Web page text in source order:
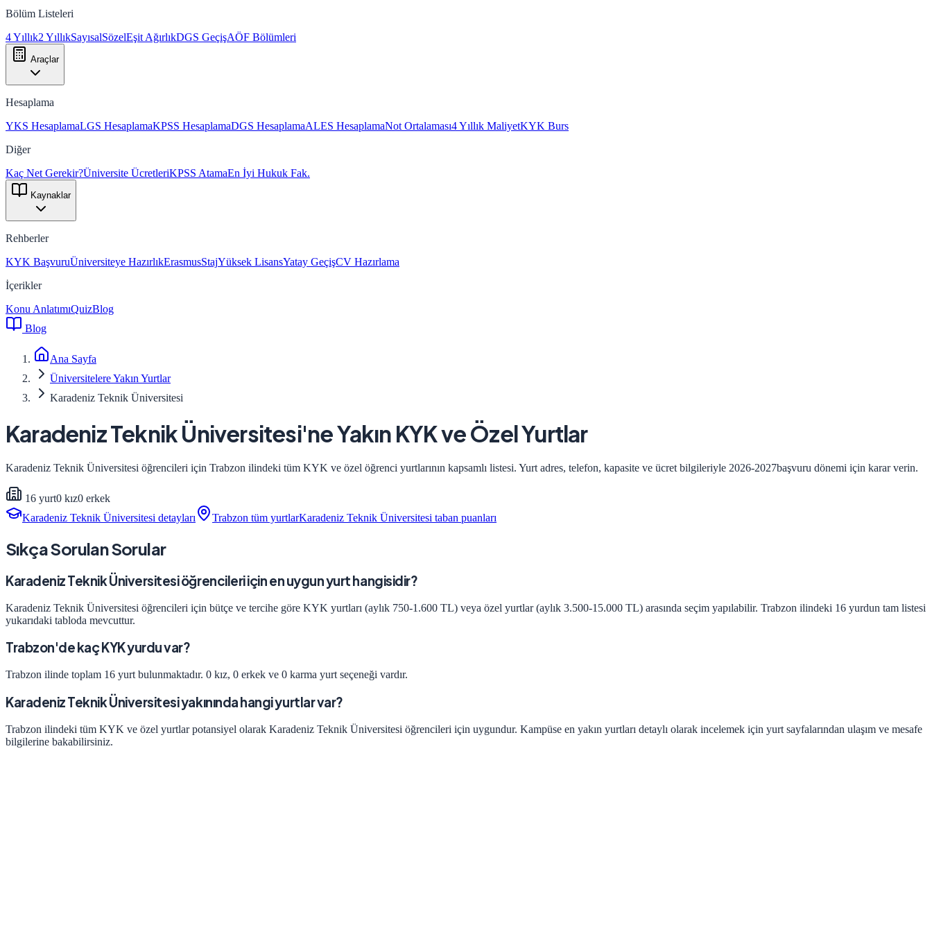
Bölüm Listeleri
4 Yıllık2 YıllıkSayısalSözelEşit AğırlıkDGS GeçişAÖF Bölümleri
Araçlar
Hesaplama
YKS HesaplamaLGS HesaplamaKPSS HesaplamaDGS HesaplamaALES HesaplamaNot Ortalaması4 Yıllık MaliyetKYK Burs
Diğer
Kaç Net Gerekir?Üniversite ÜcretleriKPSS AtamaEn İyi Hukuk Fak.
Kaynaklar
Rehberler
KYK BaşvuruÜniversiteye HazırlıkErasmusStajYüksek LisansYatay GeçişCV Hazırlama
İçerikler
Konu AnlatımıQuizBlog
Blog
Ana Sayfa
Üniversitelere Yakın Yurtlar
Karadeniz Teknik Üniversitesi
Karadeniz Teknik Üniversitesi'ne Yakın KYK ve Özel Yurtlar
Karadeniz Teknik Üniversitesi öğrencileri için Trabzon ilindeki tüm KYK ve özel öğrenci yurtlarının kapsamlı listesi. Yurt adres, telefon, kapasite ve ücret bilgileriyle 2026-2027başvuru dönemi için karar verin.
16 yurt0 kız0 erkek
Karadeniz Teknik Üniversitesi detayları Trabzon tüm yurtlarKaradeniz Teknik Üniversitesi taban puanları
Sıkça Sorulan Sorular
Karadeniz Teknik Üniversitesi öğrencileri için en uygun yurt hangisidir?
Karadeniz Teknik Üniversitesi öğrencileri için bütçe ve tercihe göre KYK yurtları (aylık 750-1.600 TL) veya özel yurtlar (aylık 3.500-15.000 TL) arasında seçim yapılabilir. Trabzon ilindeki 16 yurdun tam listesi
yukarıdaki tabloda mevcuttur.
Trabzon'de kaç KYK yurdu var?
Trabzon ilinde toplam 16 yurt bulunmaktadır. 0 kız, 0 erkek ve 0 karma yurt seçeneği vardır.
Karadeniz Teknik Üniversitesi yakınında hangi yurtlar var?
Trabzon ilindeki tüm KYK ve özel yurtlar potansiyel olarak Karadeniz Teknik Üniversitesi öğrencileri için uygundur. Kampüse en yakın yurtları detaylı olarak incelemek için yurt sayfalarından ulaşım ve mesafe
bilgilerine bakabilirsiniz.